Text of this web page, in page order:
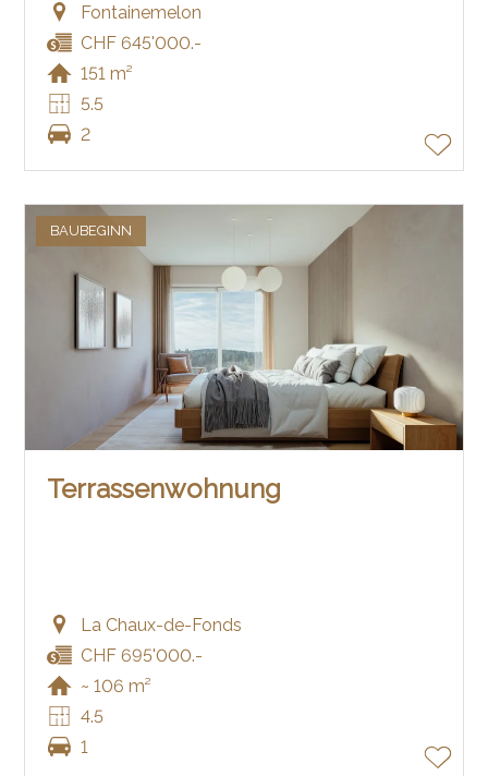
Fontainemelon
CHF 645'000.-
151 m²
5.5
2
BAUBEGINN
Terrassenwohnung
La Chaux-de-Fonds
CHF 695'000.-
~ 106 m²
4.5
1